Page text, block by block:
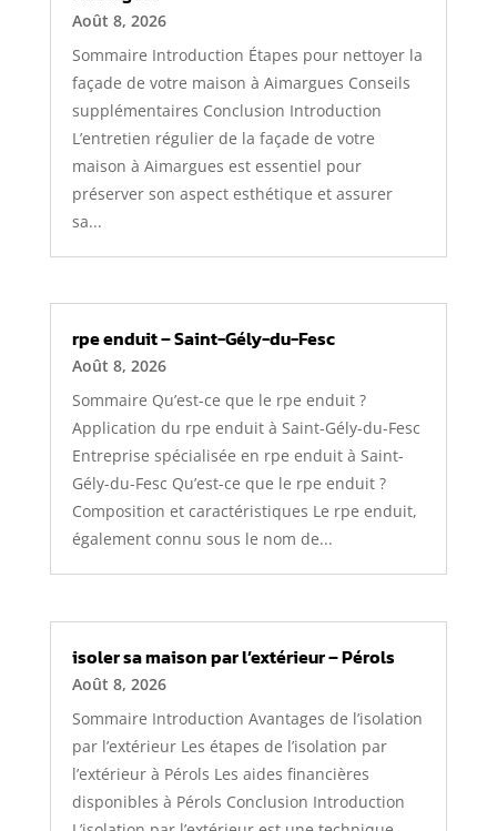
Août 8, 2026
Sommaire Introduction Étapes pour nettoyer la
façade de votre maison à Aimargues Conseils
supplémentaires Conclusion Introduction
L’entretien régulier de la façade de votre
maison à Aimargues est essentiel pour
préserver son aspect esthétique et assurer
sa...
rpe enduit – Saint-Gély-du-Fesc
Août 8, 2026
Sommaire Qu’est-ce que le rpe enduit ?
Application du rpe enduit à Saint-Gély-du-Fesc
Entreprise spécialisée en rpe enduit à Saint-
Gély-du-Fesc Qu’est-ce que le rpe enduit ?
Composition et caractéristiques Le rpe enduit,
également connu sous le nom de...
isoler sa maison par l’extérieur – Pérols
Août 8, 2026
Sommaire Introduction Avantages de l’isolation
par l’extérieur Les étapes de l’isolation par
l’extérieur à Pérols Les aides financières
disponibles à Pérols Conclusion Introduction